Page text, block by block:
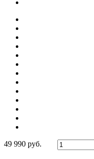
49 990 руб.